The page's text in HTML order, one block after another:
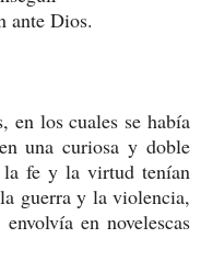
ante Dios.
en los cuales se había
una curiosa y doble
fe y la virtud tenían
guerra y la violencia,
en novelescas